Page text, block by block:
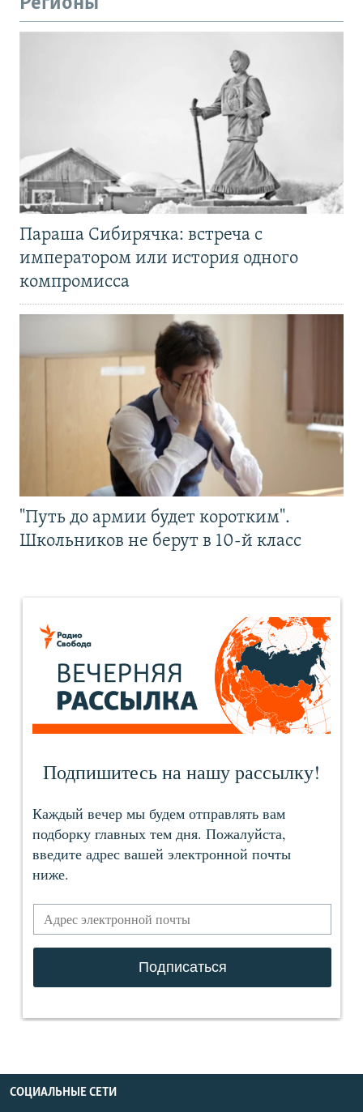
Параша Сибирячка: встреча с
императором или история одного
компромисса
"Путь до армии будет коротким".
Школьников не берут в 10-й класс
СОЦИАЛЬНЫЕ СЕТИ